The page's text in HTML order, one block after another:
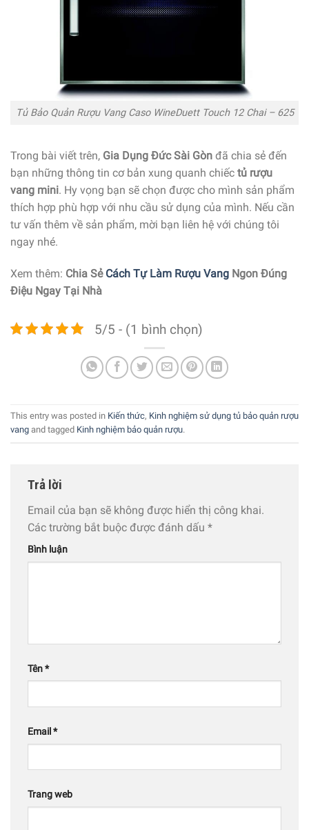
Tủ Bảo Quản Rượu Vang Caso WineDuett Touch 12 Chai – 625
Trong bài viết trên, Gia Dụng Đức Sài Gòn đã chia sẻ đến
bạn những thông tin cơ bản xung quanh chiếc tủ rượu
vang mini. Hy vọng bạn sẽ chọn được cho mình sản phẩm
thích hợp phù hợp với nhu cầu sử dụng của mình. Nếu cần
tư vấn thêm về sản phẩm, mời bạn liên hệ với chúng tôi
ngay nhé.
Xem thêm: Chia Sẻ Cách Tự Làm Rượu Vang Ngon Đúng
Điệu Ngay Tại Nhà
5/5 - (1 bình chọn)
This entry was posted in Kiến thức, Kinh nghiệm sử dụng tủ bảo quản rượu
vang and tagged Kinh nghiệm bảo quản rượu.
Trả lời
Email của bạn sẽ không được hiển thị công khai.
Các trường bắt buộc được đánh dấu *
Bình luận
Tên*
Email *
Trang web